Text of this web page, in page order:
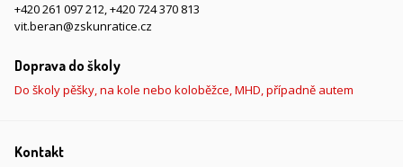
+420 261 097 212,+420 724 370 813
vit.beran@zskunratice.cz
Doprava do školy
Do školy pěšky, na kole nebo koloběžce, MHD, případně autem
Kontakt